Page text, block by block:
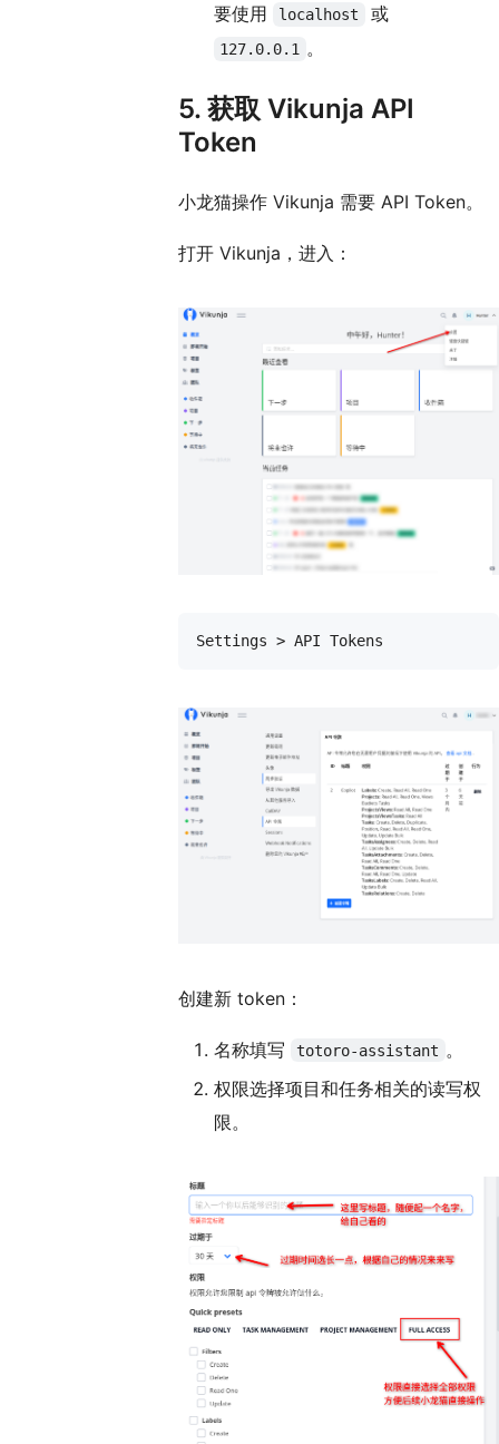
要使用
localhost 或
127.0.0.1 。
5. 获取 Vikunja API
Token
小龙猫操作 Vikunja 需要 API Token。
打开 Vikunja，进入：
创建新 token：
名称填写 totoro-assistant 。
权限选择项目和任务相关的读写权
限。